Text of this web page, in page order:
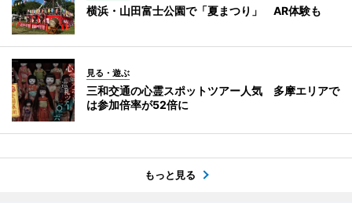
横浜・山田富士公園で「夏まつり」 AR体験も
見る・遊ぶ
三和交通の心霊スポットツアー人気 多摩エリアで
は参加倍率が52倍に
もっと見る